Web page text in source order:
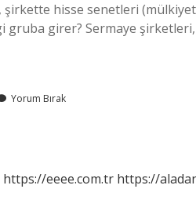
hisse senetleri
gruba girer? Sermaye
Yorum Bırak
https://eeee.com.tr https://